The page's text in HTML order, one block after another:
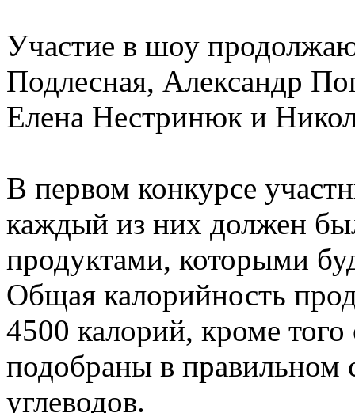
Участие в шоу
Подлесная, Александр
Елена Нестринюк и
В первом конкурсе
каждый из них должен
продуктами, которыми
Общая калорийность
4500 калорий, кроме
подобраны в правильном
углеводов.